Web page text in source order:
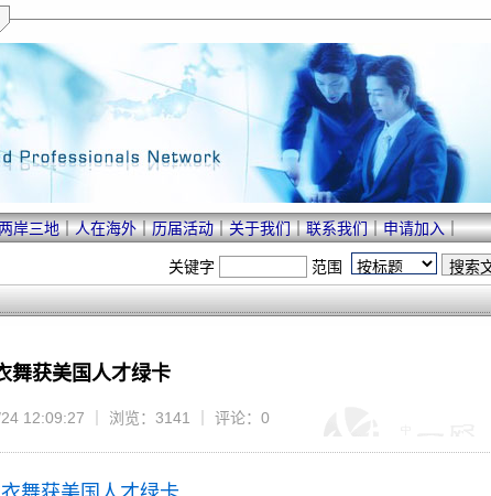
岸三地｜人在海外｜历届活动｜关于我们｜联系我们｜申请加入｜
关键字 范围
舞获美国人才绿卡
12:09:27 ｜ 浏览：3141 ｜ 评论：0